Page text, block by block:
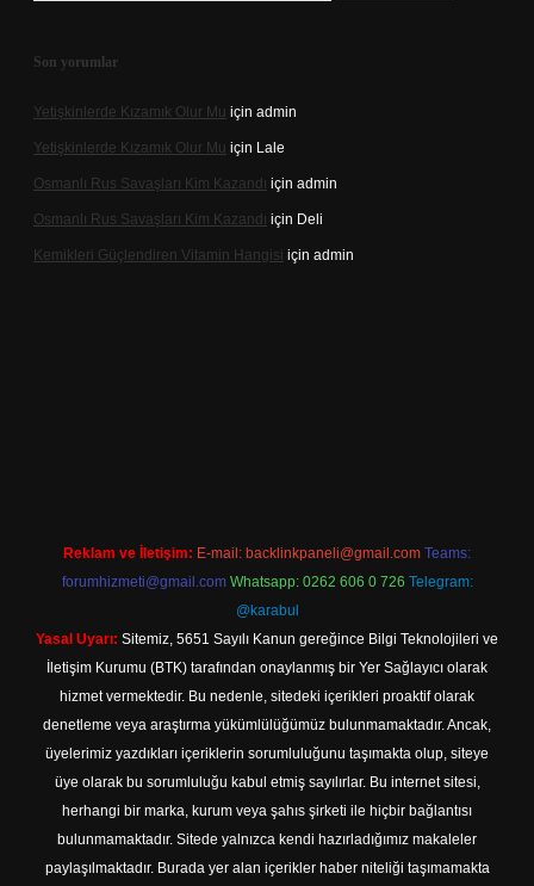
Son yorumlar
Yetişkinlerde Kızamık Olur Mu için admin
Yetişkinlerde Kızamık Olur Mu için Lale
Osmanlı Rus Savaşları Kim Kazandı için admin
Osmanlı Rus Savaşları Kim Kazandı için Deli
Kemikleri Güçlendiren Vitamin Hangisi için admin
Reklam ve İletişim: E-mail: backlinkpaneli@gmail.com Teams:
forumhizmeti@gmail.com Whatsapp: 0262 606 0 726 Telegram:
@karabul
Yasal Uyarı: Sitemiz, 5651 Sayılı Kanun gereğince Bilgi Teknolojileri ve
İletişim Kurumu (BTK) tarafından onaylanmış bir Yer Sağlayıcı olarak
hizmet vermektedir. Bu nedenle, sitedeki içerikleri proaktif olarak
denetleme veya araştırma yükümlülüğümüz bulunmamaktadır. Ancak,
üyelerimiz yazdıkları içeriklerin sorumluluğunu taşımakta olup, siteye
üye olarak bu sorumluluğu kabul etmiş sayılırlar. Bu internet sitesi,
herhangi bir marka, kurum veya şahıs şirketi ile hiçbir bağlantısı
bulunmamaktadır. Sitede yalnızca kendi hazırladığımız makaleler
paylaşılmaktadır. Burada yer alan içerikler haber niteliği taşımamakta